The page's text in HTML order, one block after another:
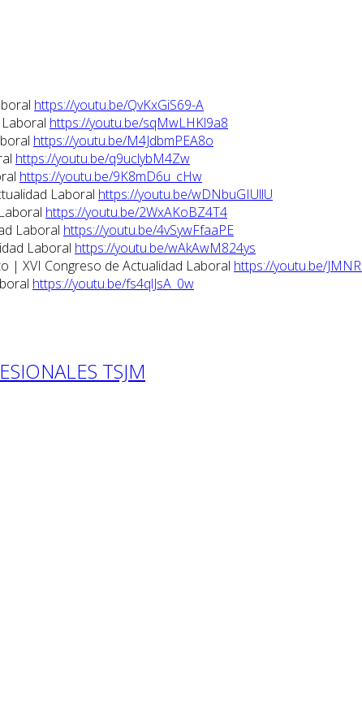
https://youtu.be/QvKxGiS69-A
https://youtu.be/sqMwLHKl9a8
https://youtu.be/M4JdbmPEA8o
https://youtu.be/q9uclybM4Zw
https://youtu.be/9K8mD6u_cHw
Laboral https://youtu.be/wDNbuGIUllU
https://youtu.be/2WxAKoBZ4T4
Laboral https://youtu.be/4vSywFfaaPE
Laboral https://youtu.be/wAkAwM824ys
| XVI Congreso de Actualidad Laboral https://youtu.be/
https://youtu.be/fs4qlJsA_0w
TSJM